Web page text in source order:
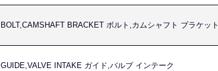
BOLT,CAMSHAFT BRACKET ボルト,カムシャフト ブラケット
GUIDE,VALVE INTAKE ガイド,バルブ インテーク